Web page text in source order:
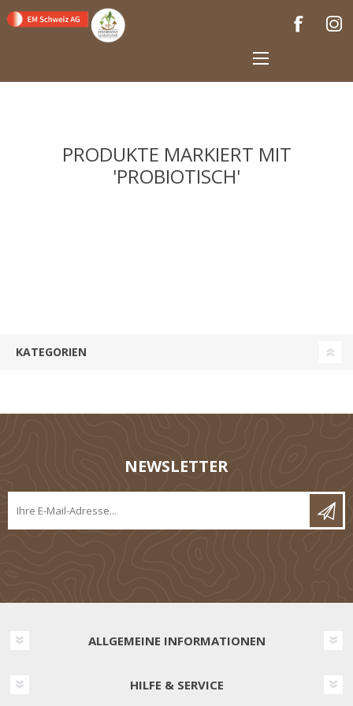
PRODUKTE MARKIERT MIT
'PROBIOTISCH'
KATEGORIEN
NEWSLETTER
ALLGEMEINE INFORMATIONEN
HILFE & SERVICE